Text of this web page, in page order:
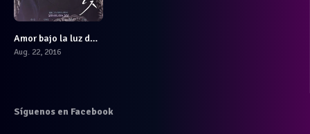
7
Amor bajo la luz de la luna
Aug. 22, 2016
Síguenos en Facebook